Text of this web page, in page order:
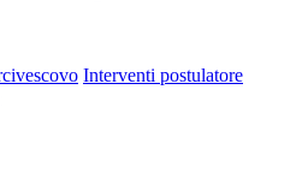
Interventi postulatore